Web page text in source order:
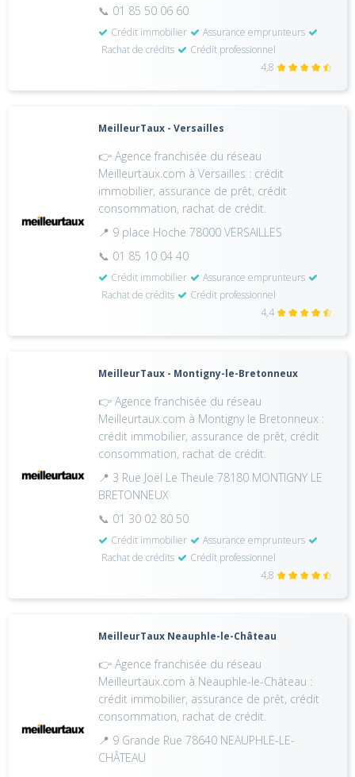
📞 01 85 50 06 60
Crédit immobilier
Assurance emprunteurs
Rachat de crédits
Crédit professionnel
4,8
MeilleurTaux - Versailles
👉 Agence franchisée du réseau
Meilleurtaux.com à Versailles : crédit
immobilier, assurance de prêt, crédit
consommation, rachat de crédit.
📍 9 place Hoche 78000 VERSAILLES
📞 01 85 10 04 40
Crédit immobilier
Assurance emprunteurs
Rachat de crédits
Crédit professionnel
4,4
MeilleurTaux - Montigny-le-Bretonneux
👉 Agence franchisée du réseau
Meilleurtaux.com à Montigny le Bretonneux :
crédit immobilier, assurance de prêt, crédit
consommation, rachat de crédit.
📍 3 Rue Joël Le Theule 78180 MONTIGNY LE
BRETONNEUX
📞 01 30 02 80 50
Crédit immobilier
Assurance emprunteurs
Rachat de crédits
Crédit professionnel
4,8
MeilleurTaux Neauphle-le-Château
👉 Agence franchisée du réseau
Meilleurtaux.com à Neauphle-le-Château :
crédit immobilier, assurance de prêt, crédit
consommation, rachat de crédit.
📍 9 Grande Rue 78640 NEAUPHLE-LE-
CHÂTEAU